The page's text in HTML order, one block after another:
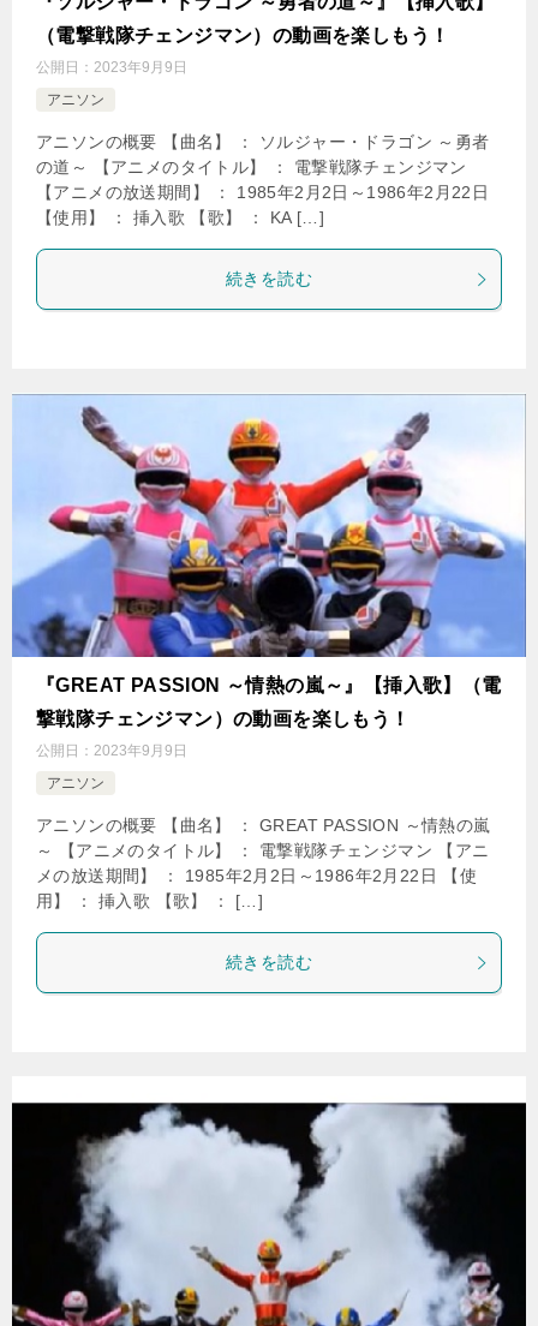
（電撃戦隊チェンジマン）の動画を楽しもう！
公開日： 2023年9月9日
アニソン
アニソンの概要 【曲名】 ： ソルジャー・ドラゴン ～勇者
の道～ 【アニメのタイトル】 ： 電撃戦隊チェンジマン
【アニメの放送期間】 ： 1985年2月2日～1986年2月22日
【使用】 ： 挿入歌 【歌】 ： KA […]
続きを読む
『GREAT PASSION ～情熱の嵐～』【挿入歌】（電
撃戦隊チェンジマン）の動画を楽しもう！
公開日： 2023年9月9日
アニソン
アニソンの概要 【曲名】 ： GREAT PASSION ～情熱の嵐
～ 【アニメのタイトル】 ： 電撃戦隊チェンジマン 【アニ
メの放送期間】 ： 1985年2月2日～1986年2月22日 【使
用】 ： 挿入歌 【歌】 ： […]
続きを読む